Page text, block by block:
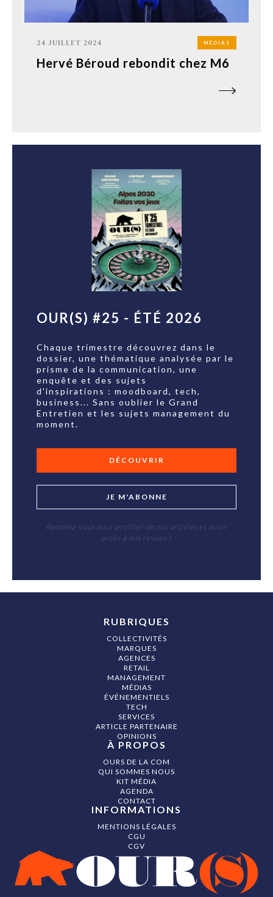
24 JUILLET 2024 MÉDIAS
Hervé Béroud rebondit chez M6
OUR(S) #25 - ÉTÉ 2026
Chaque trimestre découvrez dans le
dossier, une thématique analysée par le
prisme de la communication, une
enquête et des sujets
d'inspirations : moodboard, tech,
business... Sans oublier le Grand
Entretien et les sujets management du
moment.
DÉCOUVRIR
JE M'ABONNE
Abonnez-vous pour profiter de nos articles et avoir
accès à nos revues !
RUBRIQUES
COLLECTIVITÉS
MARQUES
AGENCES
RETAIL
MANAGEMENT
MÉDIAS
ÉVÉNEMENTIELS
TECH
SERVICES
ARTICLE PARTENAIRE
OPINIONS
À PROPOS
OURS DE LA COM
QUI SOMMES NOUS
KIT MÉDIA
AGENDA
CONTACT
INFORMATIONS
MENTIONS LÉGALES
CGU
CGV